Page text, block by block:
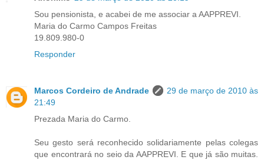
Sou pensionista, e acabei de me associar a AAPPREVI.
Maria do Carmo Campos Freitas
19.809.980-0
Responder
Marcos Cordeiro de Andrade
29 de março de 2010 às
21:49
Prezada Maria do Carmo.
Seu gesto será reconhecido solidariamente pelas colegas
que encontrará no seio da AAPPREVI. E que já são muitas.